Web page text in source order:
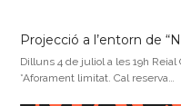
Projecció a l’entorn de
Dilluns 4 de juliol a les 19h
*Aforament limitat. Cal reserva…